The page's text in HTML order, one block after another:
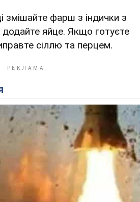
змішайте фарш з індички з
яйце. Якщо готуєте
сіллю та перцем.